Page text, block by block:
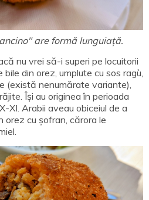
are formă lunguiață.
nu vrei să-i superi pe locuitorii
din orez, umplute cu sos ragù,
(există nenumărate variante),
Își au originea în perioada
XI. Arabii aveau obiceiul de a
orez cu șofran, cărora le